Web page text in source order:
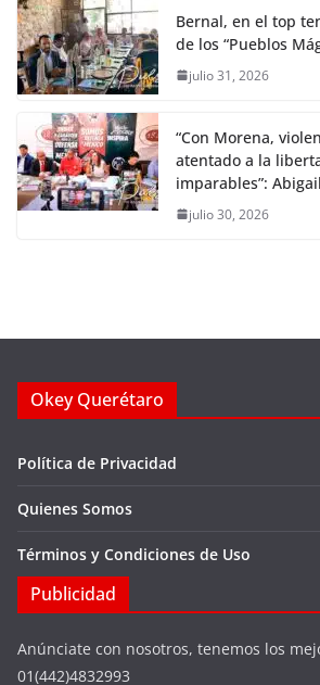
Bernal, en el top
de los “Pueblos
julio 31, 2026
“Con Morena,
atentado a la
imparables”:
julio 30, 2026
Okey Querétaro
Política de Privacidad
Quienes Somos
Términos y Condiciones de Uso
Publicidad
Anúnciate con nosotros, tenemos los
01(442)4832993